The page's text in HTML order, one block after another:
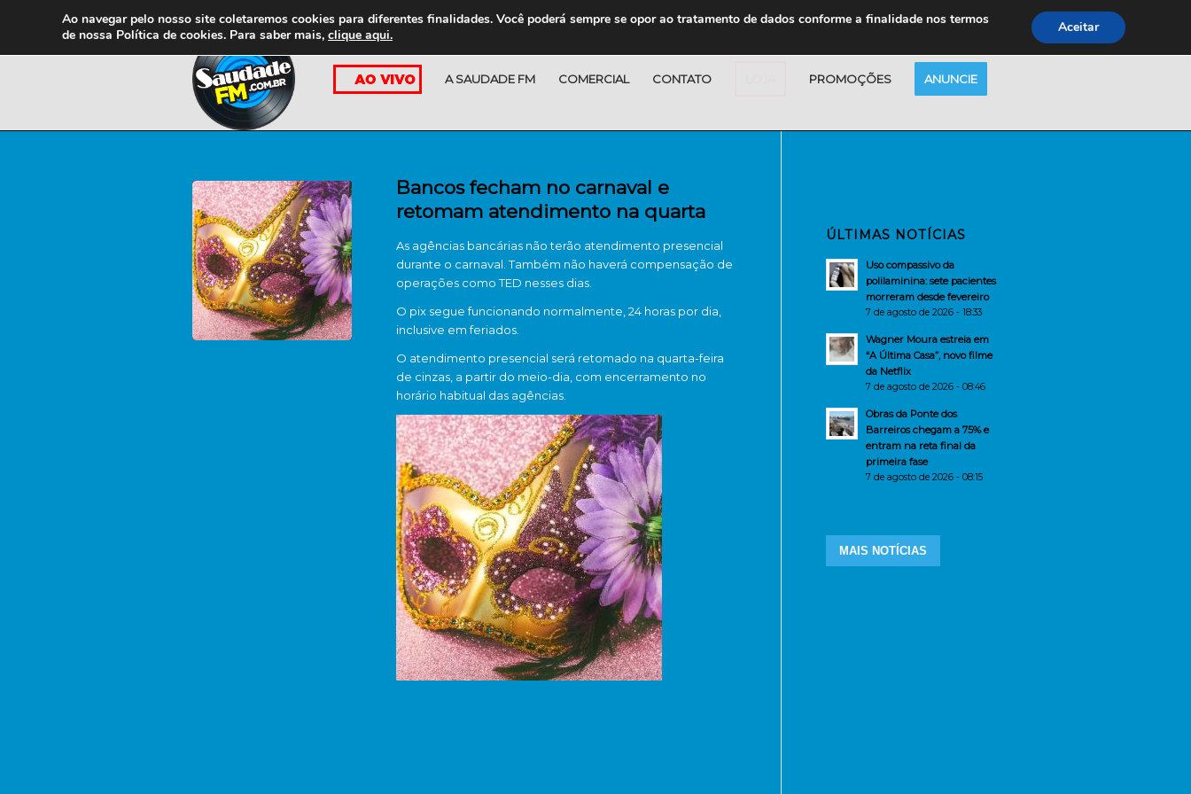
A SAUDADE FM COMERCIAL CONTATO PROMOÇÕES ANUNCIE
Bancos fecham no carnaval e
retomam atendimento na quarta
As agências bancárias não terão atendimento presencial
durante o carnaval. Também não haverá compensação de
operações como TED nesses dias.
O pix segue funcionando normalmente, 24 horas por dia,
inclusive em feriados.
O atendimento presencial será retomado na quarta-feira
de cinzas, a partir do meio-dia, com encerramento no
horário habitual das agências.
ÚLTIMAS NOTÍCIAS
Uso compassivo da
polilaminina: sete pacientes
morreram desde fevereiro
7 de agosto de 2026 - 18:33
Wagner Moura estreia em
“A Última Casa”, novo filme
da Netflix
7 de agosto de 2026 - 08:46
Obras da Ponte dos
Barreiros chegam a 75% e
entram na reta final da
primeira fase
7 de agosto de 2026 - 08:15
MAIS NOTÍCIAS
Ao navegar pelo nosso site coletaremos cookies para diferentes finalidades. Você poderá sempre se opor ao tratamento de dados conforme a finalidade nos termos
de nossa Política de cookies. Para saber mais, clique aqui. Aceitar